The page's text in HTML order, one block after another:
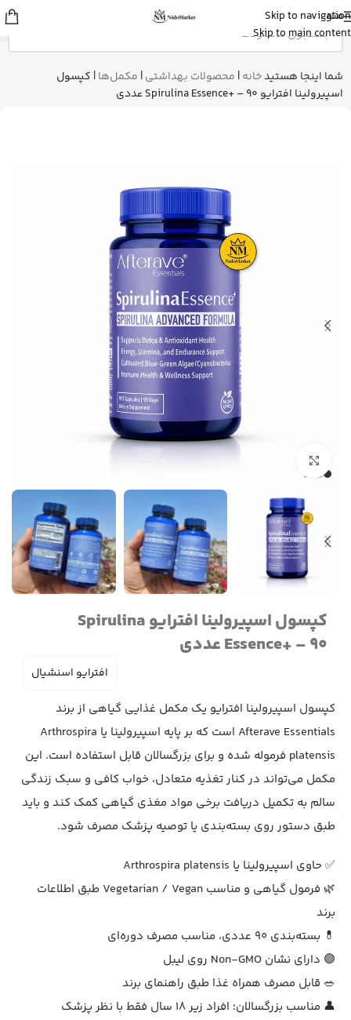
Skip to navigation
Skip to main content
منو
شما اینجا هستیدخانه| محصولات بهداشتی| مکمل‌ها| کپسول
اسپیرولینا افترایو Spirulina Essence+ – 90 عددی
کپسول اسپیرولینا افترایو Spirulina
Essence+ – 90 عددی
افترایو اسنشیال
کپسول اسپیرولینا افترایو یک مکمل غذایی گیاهی از برند
Afterave Essentials است که بر پایه اسپیرولینا یا Arthrospira
platensis فرموله شده و برای بزرگسالان قابل استفاده است. این
مکمل می‌تواند در کنار تغذیه متعادل، خواب کافی و سبک زندگی
سالم به تکمیل دریافت برخی مواد مغذی گیاهی کمک کند و باید
طبق دستور روی بسته‌بندی یا توصیه پزشک مصرف شود.
✅ حاوی اسپیرولینا یا Arthrospira platensis
🌿 فرمول گیاهی و مناسب Vegetarian / Vegan طبق اطلاعات
برند
💊 بسته‌بندی 90 عددی، مناسب مصرف دوره‌ای
🟣 دارای نشان Non-GMO روی لیبل
🥗 قابل مصرف همراه غذا طبق راهنمای برند
👤 مناسب بزرگسالان؛ افراد زیر 18 سال فقط با نظر پزشک
علیاز ساری
بالم سیکاپلاست لاروش پوزای رو خرید
15 دقیقه پیش